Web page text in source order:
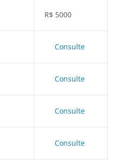
R$ 5000
Consulte
Consulte
Consulte
Consulte